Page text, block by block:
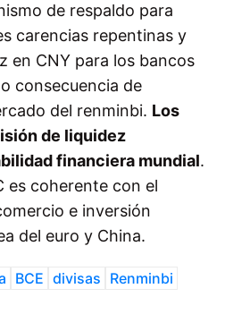
de respaldo para
carencias repentinas y
en CNY para los bancos
consecuencia de
del renminbi. Los
de liquidez
financiera mundial.
es coherente con el
e inversión
del euro y China.
BCE divisas Renminbi